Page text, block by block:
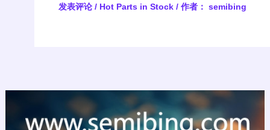
发表评论 / Hot Parts in Stock/ 作者： semibing